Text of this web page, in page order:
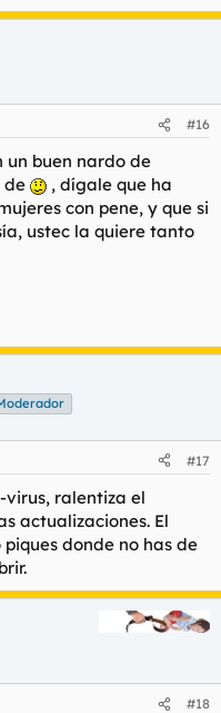
#16
un buen nardo de
de
, dígale que ha
con pene, y que si
ustec la quiere tanto
#17
virus, ralentiza el
actualizaciones. El
donde no has de
#18